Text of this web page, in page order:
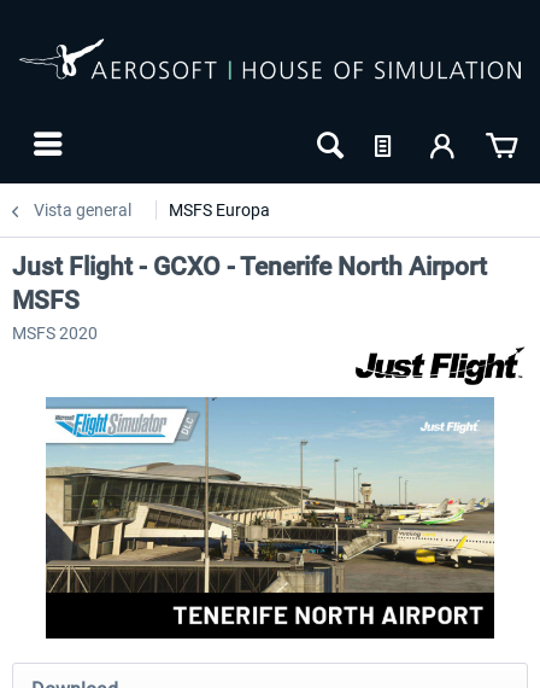
Vista general MSFS Europa
Aerosoft Mega Airport Brussels Aerosoft Airport Cologne/
Just Flight - GCXO - Tenerife North Airport
MSFS
MSFS 2020